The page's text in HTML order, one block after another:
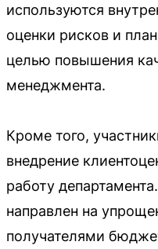
используются
оценки рисков и
целью повышения
менеджмента.
Кроме того,
внедрение
работу
направлен на
получателями